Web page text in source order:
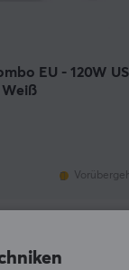
EU - 120W